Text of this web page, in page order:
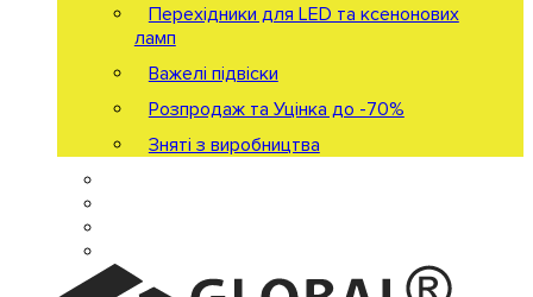
Перехідники для LED та ксенонових
ламп
Важелі підвіски
Розпродаж та Уцінка до -70%
Зняті з виробництва